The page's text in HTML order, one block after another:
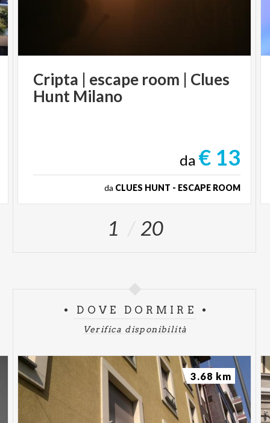
Cripta | escape room | Clues
Hunt Milano
da € 13
da CLUES HUNT - ESCAPE ROOM
1 20
DOVE DORMIRE
Verifica disponibilità
3.68 km